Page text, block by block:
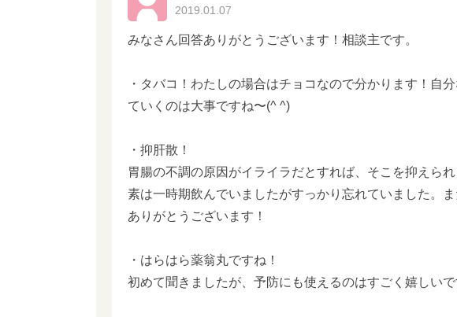
2019.01.07
みなさん回答ありがとうございます！相談主です。
・タバコ！わたしの場合はチョコなので分かります！自
ていくのは大事ですね〜(^ ^)
・抑肝散！
胃腸の不調の原因がイライラだとすれば、そこを抑えら
素は一時期飲んでいましたがすっかり忘れていました。
ありがとうございます！
・はらはら薬翁丸ですね！
初めて聞きましたが、予防にも使えるのはすごく嬉しいで